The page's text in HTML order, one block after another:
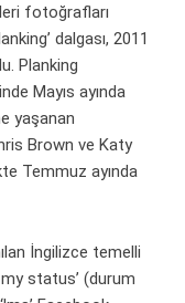
fotoğrafları
dalgası, 2011
Planking
Mayıs ayında
yaşanan
Brown ve Katy
Temmuz ayında
İngilizce temelli
my status’ (durum